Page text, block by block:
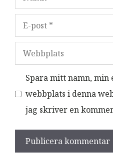
post
Webbplats
Spara mitt namn, min
webbplats i denna
jag skriver en